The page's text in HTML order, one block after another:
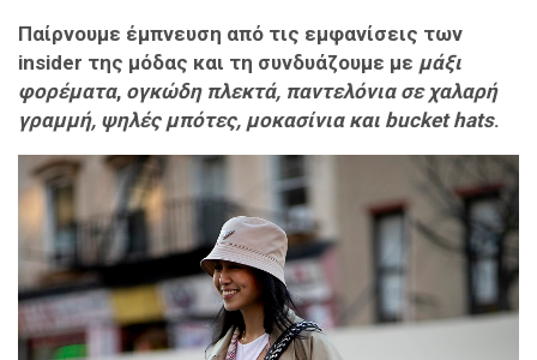
Παίρνουμε έμπνευση από τις εμφανίσεις των
insider της μόδας και τη συνδυάζουμε με μάξι
φορέματα, ογκώδη πλεκτά, παντελόνια σε χαλαρή
γραμμή, ψηλές μπότες, μοκασίνια και bucket hats.